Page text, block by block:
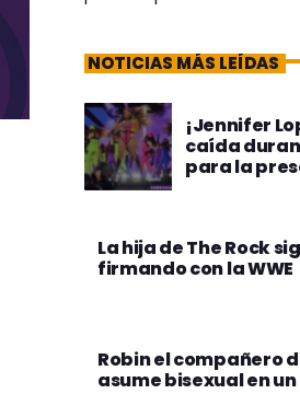
NOTICIAS MÁS LEÍDAS
¡Jennifer
caída
para la
La hija de The Rock
firmando con la WWE
Robin el compañero
asume bisexual en